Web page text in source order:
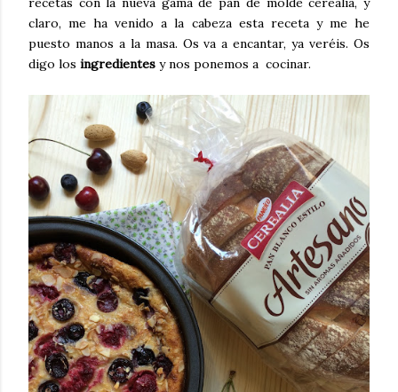
claro, me ha venido a la cabeza esta receta y me he
puesto manos a la masa. Os va a encantar, ya veréis. Os
digo los ingredientes y nos ponemos a cocinar.